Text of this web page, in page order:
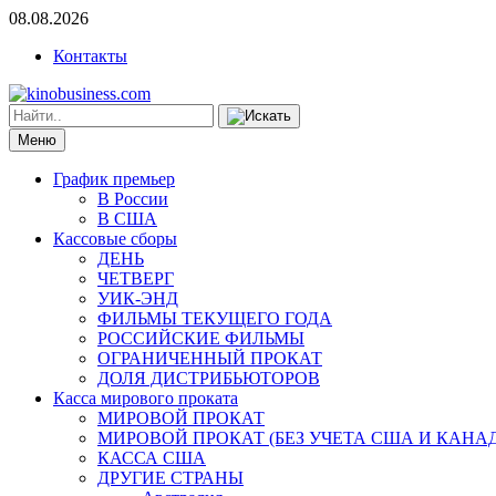
08.08.2026
Контакты
Меню
График премьер
В России
В США
Кассовые сборы
ДЕНЬ
ЧЕТВЕРГ
УИК-ЭНД
ФИЛЬМЫ ТЕКУЩЕГО ГОДА
РОССИЙСКИЕ ФИЛЬМЫ
ОГРАНИЧЕННЫЙ ПРОКАТ
ДОЛЯ ДИСТРИБЬЮТОРОВ
Касса мирового проката
МИРОВОЙ ПРОКАТ
МИРОВОЙ ПРОКАТ (БЕЗ УЧЕТА США И
КАССА США
ДРУГИЕ СТРАНЫ